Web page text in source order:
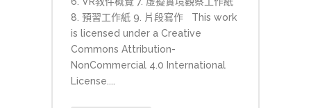
8. 預習工作紙 9. 片段寫作 This work
is licensed under a Creative
Commons Attribution-
NonCommercial 4.0 International
License....